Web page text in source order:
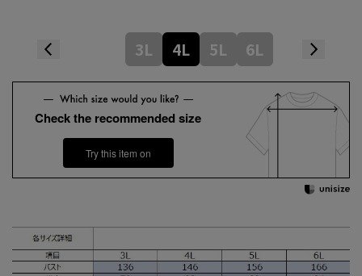
3L 4L 5L 6L
Check the recommended size
Try this item on